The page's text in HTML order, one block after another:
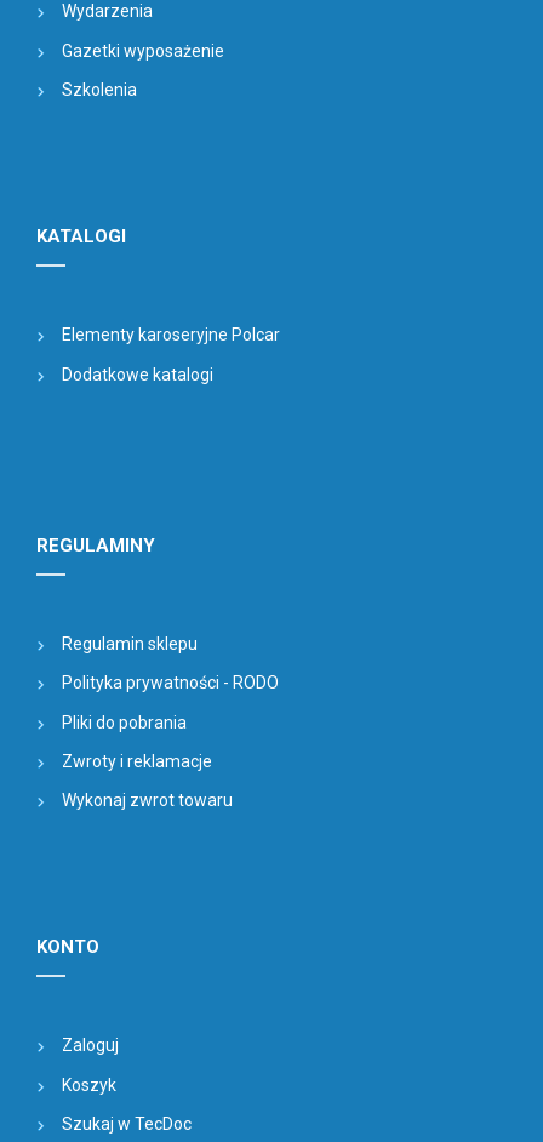
Wydarzenia
Gazetki wyposażenie
Szkolenia
KATALOGI
Elementy karoseryjne Polcar
Dodatkowe katalogi
REGULAMINY
Regulamin sklepu
Polityka prywatności - RODO
Pliki do pobrania
Zwroty i reklamacje
Wykonaj zwrot towaru
KONTO
Zaloguj
Koszyk
Szukaj w TecDoc